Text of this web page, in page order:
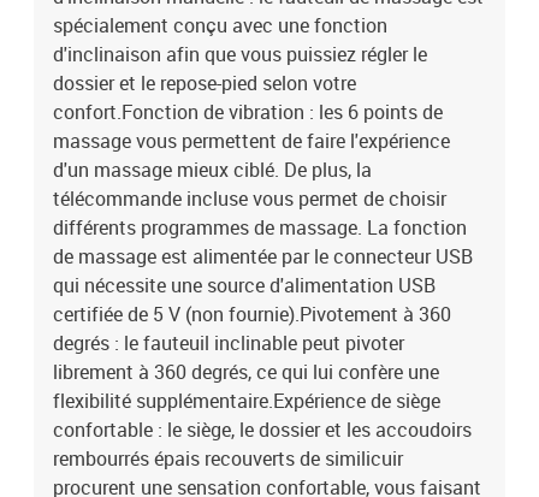
spécialement conçu avec une fonction
d'inclinaison afin que vous puissiez régler le
dossier et le repose-pied selon votre
confort.Fonction de vibration : les 6 points de
massage vous permettent de faire l'expérience
d'un massage mieux ciblé. De plus, la
télécommande incluse vous permet de choisir
différents programmes de massage. La fonction
de massage est alimentée par le connecteur USB
qui nécessite une source d'alimentation USB
certifiée de 5 V (non fournie).Pivotement à 360
degrés : le fauteuil inclinable peut pivoter
librement à 360 degrés, ce qui lui confère une
flexibilité supplémentaire.Expérience de siège
confortable : le siège, le dossier et les accoudoirs
rembourrés épais recouverts de similicuir
procurent une sensation confortable, vous faisant